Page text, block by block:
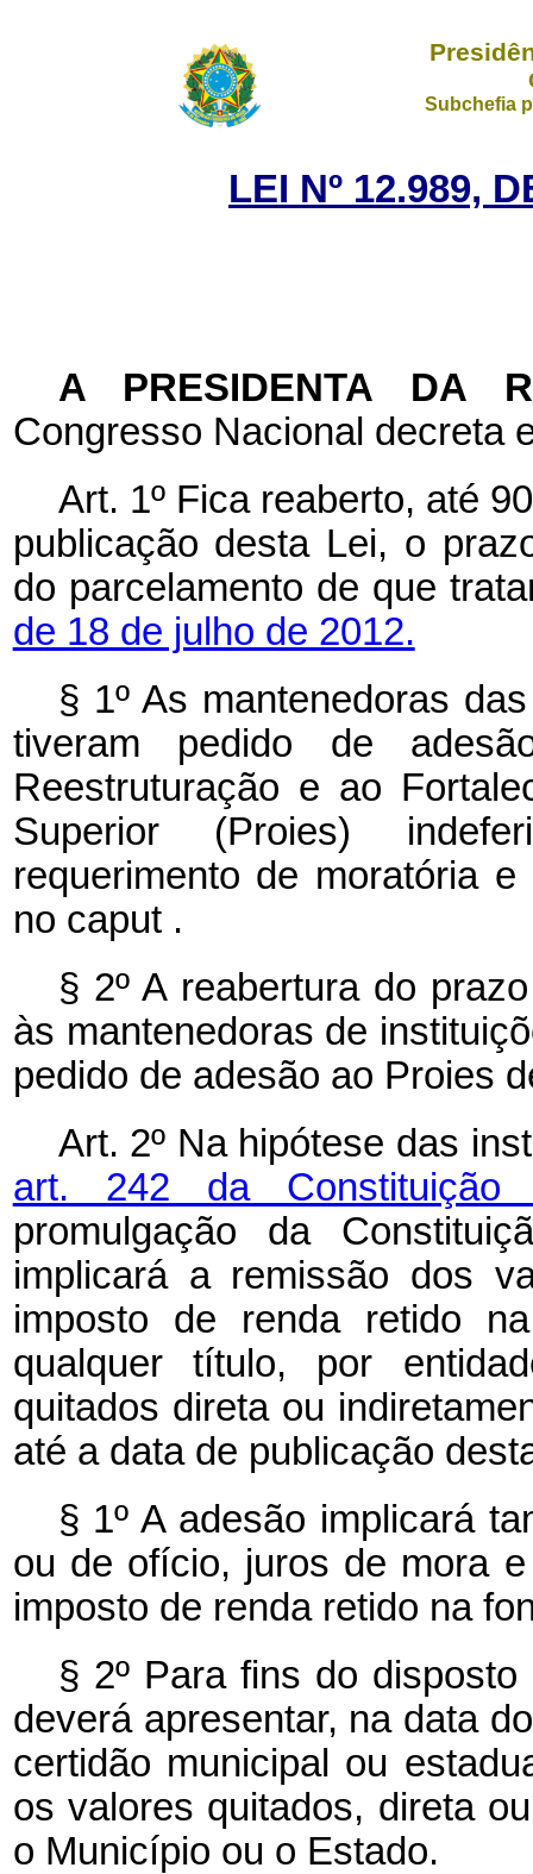
Subchefia
LEI Nº 12.989,
A PRESIDENTA DA
Congresso Nacional decreta
Art. 1º Fica reaberto, até
publicação desta Lei, o
do parcelamento de que
de 18 de julho de 2012.
§ 1º As mantenedoras
tiveram pedido de
Reestruturação e ao
Superior (Proies)
requerimento de moratória
no caput .
§ 2º A reabertura do
às mantenedoras de
pedido de adesão ao Proies
Art. 2º Na hipótese das
art. 242 da
promulgação da
implicará a remissão dos
imposto de renda retido
qualquer título, por
quitados direta ou
até a data de publicação
§ 1º A adesão implicará
ou de ofício, juros de mora
imposto de renda retido na
§ 2º Para fins do
deverá apresentar, na data
certidão municipal ou
os valores quitados, direta
o Município ou o Estado.